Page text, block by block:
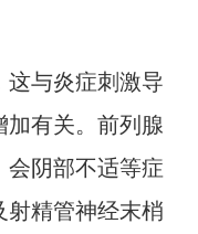
这与炎症刺激导
加有关。前列腺
会阴部不适等症
射精管神经末梢